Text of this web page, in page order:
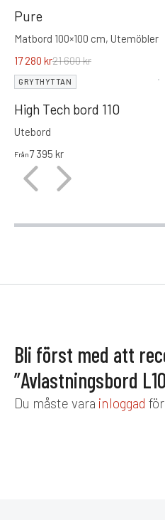
Pure
Matbord 100×100 cm, Utemöbler
21 600kr
17 280 kr
GRYTHYTTAN
High Tech bord 110
Utebord
Från7 395 kr
Bli först med att
”Avlastningsbord
Du måste vara inloggad